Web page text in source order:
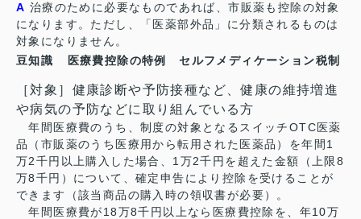
A 治療のために必要なものであれば、市販薬も控除の対象
になります。ただし、「医薬部外品」に分類されるものは
対象になりません。
豆知識
医療費控除の特例 セルフメディケーション税制
［対象］健康診断や予防接種など、健康の維持増進
や病気の予防などに取り組んでいる方
年間医療費のうち、制度の対象となるスイッチOTC医薬
品（市販薬のうち医療用から転用された医薬品）を年間1
万2千円以上購入した場合、1万2千円を超えた金額（上限8
万8千円）について、確定申告により控除を受けることが
できます（該当商品の購入時の領収書が必要）。
年間医療費が18万8千円以上なら医療費控除を、年10万